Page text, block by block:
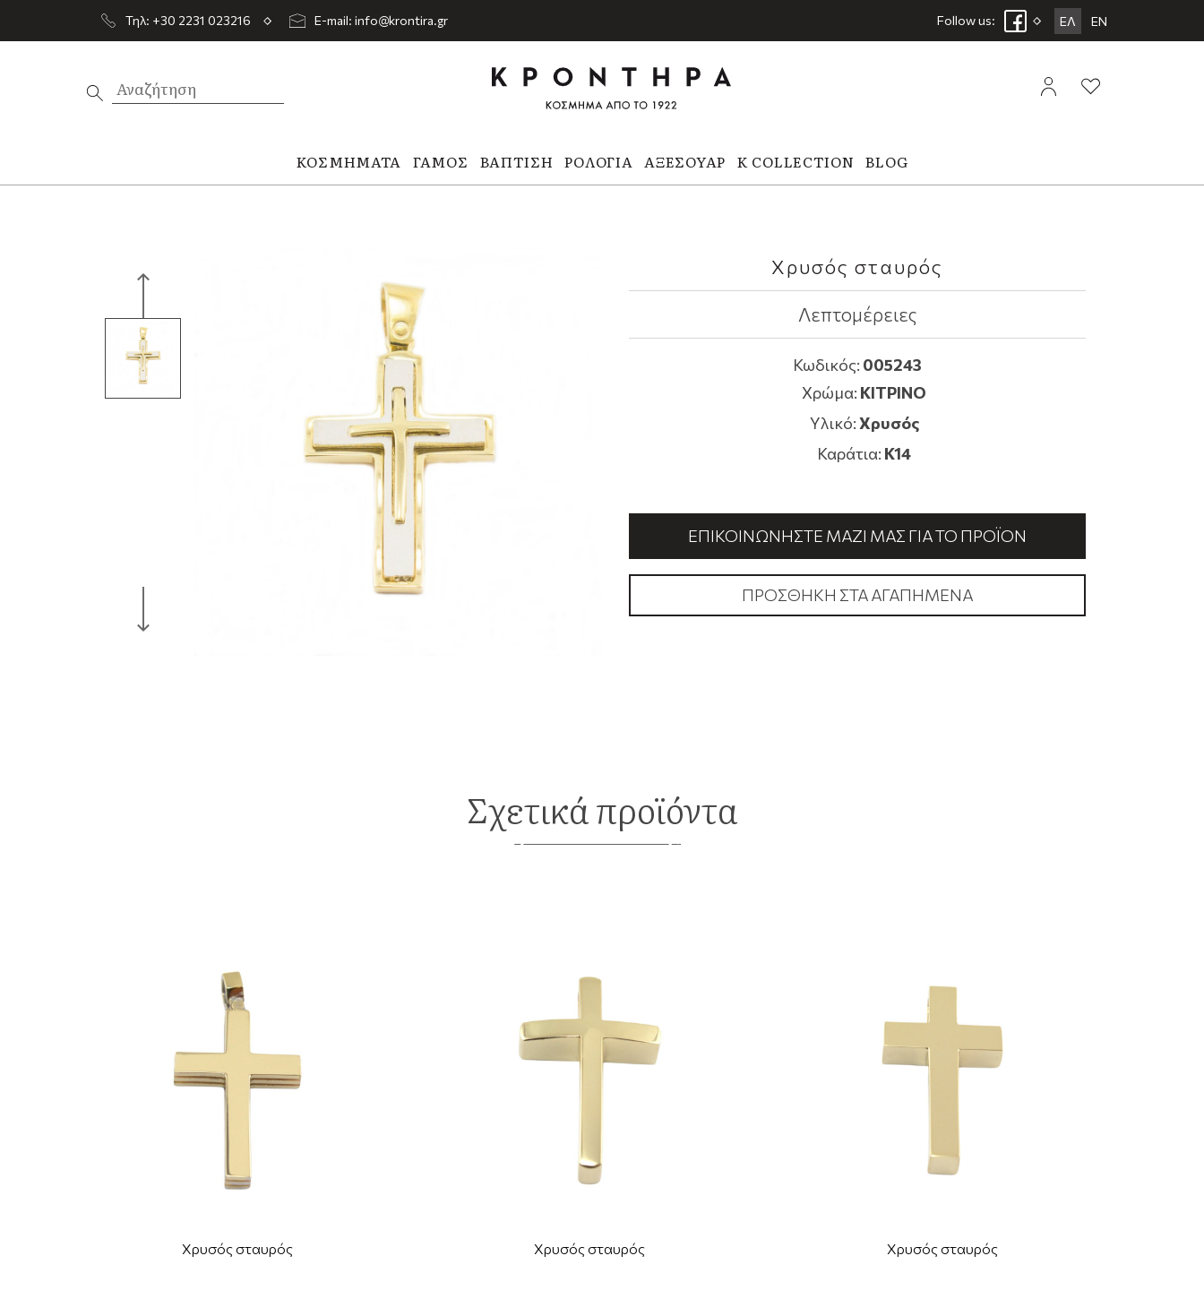
Τηλ: +30 2231 023216 E-mail: info@krontira.gr Follow us: ΕΛ EN
ΚΟΣΜΉΜΑΤΑ ΓΆΜΟΣ ΒΆΠΤΙΣΗ ΡΟΛΌΓΙΑ ΑΞΕΣΟΥΆΡ K COLLECTION BLOG
Χρυσός σταυρός
Λεπτομέρειες
Κωδικός: 005243
Χρώμα: ΚΙΤΡΙΝΟ
Υλικό:Χρυσός
Καράτια: K14
ΕΠΙΚΟΙΝΩΝΉΣΤΕ ΜΑΖΊ ΜΑΣ ΓΙΑ ΤΟ ΠΡΟΪΌΝ
ΠΡΟΣΘΉΚΗ ΣΤΑ ΑΓΑΠΗΜΈΝΑ
Σχετικά προϊόντα
Χρυσός σταυρός Χρυσός σταυρός Χρυσός σταυρός